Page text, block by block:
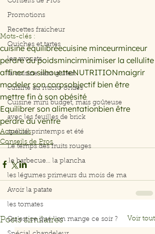
Promotions
Recettes fraicheur
Quiches et tartes
les avocats
la cuisine sans gluten
cuisine au micro ondes
Cuisine mini budget, mais goûteuse
avec les feuilles de brick
spécial printemps et été
Le temps des fruits rouges
.le barbecue... la plancha
les légumes primeurs du mois de ma
Avoir la patate
les tomates
Qu’est ce que l’on mange ce soir ?
Mots-clés :
cuisine équilibréecuisine minceurminceur
perdre du poidsmincirminimiser la cellulite
affiner sa silhouetteNUTRITIONmaigrir
modeler son corpsobjectif bien être
mettre fin à son obésité
Equilibrer son alimentationbien être
perdre du ventre
Actualités
Conseils de Pros
Posts similaires Voir tout